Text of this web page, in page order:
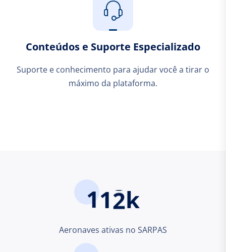
Conteúdos e Suporte Especializado
Suporte e conhecimento para ajudar você a tirar o
máximo da plataforma.
112k
Aeronaves ativas no SARPAS